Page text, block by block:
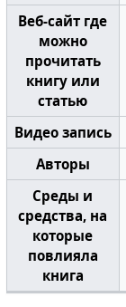
Веб-сайт где
можно
прочитать
книгу или
статью
Видео запись
Авторы
Среды и
средства, на
которые
повлияла
книга